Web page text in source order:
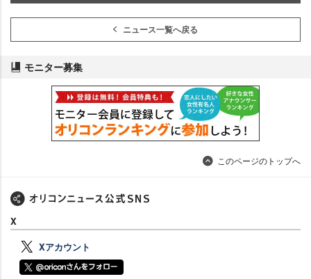
ニュース一覧へ戻る
モニター募集
このページのトップへ
X
Xアカウント